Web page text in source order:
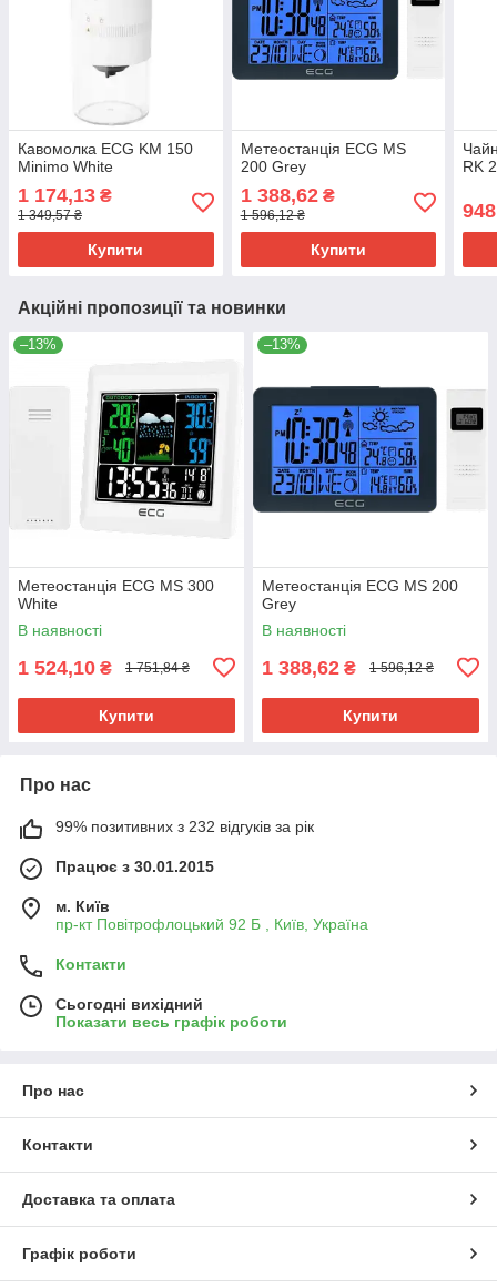
Кавомолка ECG KM 150
Minimo White
1 174,13 ₴
1 349,57 ₴
Купити
Метеостанція ECG MS
200 Grey
1 388,62₴
1 596,12 ₴
Купити
RK
Акційні пропозиції та новинки
–13%
Метеостанція ECG MS 300
White
В наявності
1 524,10 ₴ 1 751,84 ₴
Купити
–13%
Метеостанція ECG MS 200
Grey
В наявності
1 388,62 ₴ 1 596,12 ₴
Купити
Про нас
99% позитивних з 232 відгуків за рік
Працює з 30.01.2015
м. Київ
пр-кт Повітрофлоцький 92 Б , Київ, Україна
Контакти
Сьогодні вихідний
Показати весь графік роботи
Про нас
Контакти
Доставка та оплата
Графік роботи